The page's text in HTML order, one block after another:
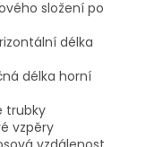
složení po
délka
délka horní
trubky
vzpěry